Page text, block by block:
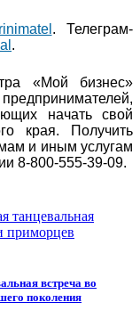
. Телеграм-
.
«Мой бизнес»
начать свой
края. Получить
и иным услугам
8-800-555-39-09.
встреча во
поколения